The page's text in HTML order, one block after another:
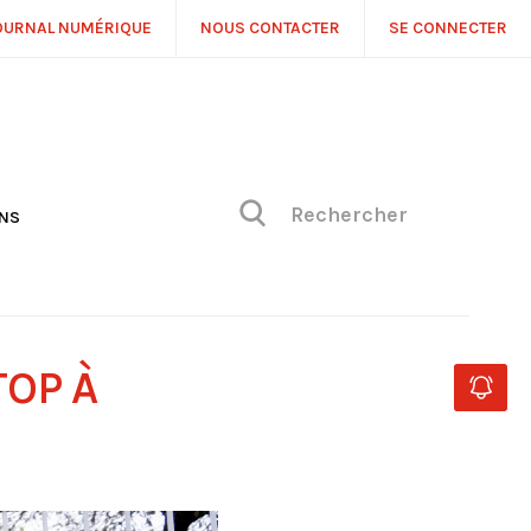
NUMÉRIQUE NOUS CONTACTER SE CONNECTER
À